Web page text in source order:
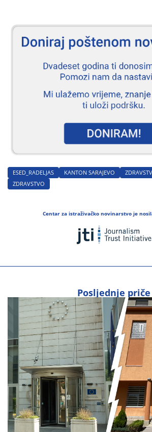
ESED_RADELJAS KANTON SARAJEVO
ZDRAVSTVO
Centar za istraživačko novinarstvo je
Posljednje priče